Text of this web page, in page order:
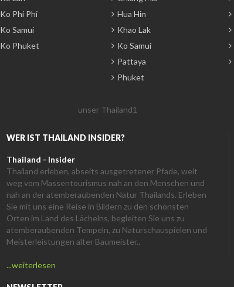
Ko Phi Phi
Ko Samui
Ko Phuket
Hua Hin
Khao Lak
Ko Samui
Pattaya
Phuket
WER IST THAILAND INSIDER?
Thailand - Insider
Thailand erleben, abseits ausgetretener Pfade, weit
weg vom Massentourismus nah an den Menschen und
nah an der atemberaubenden Natur Thailands. Erleben
Sie mit uns eine Reise in Bildern zu den schönsten
Orten im Land des Lächelns, begleiten Sie uns zu
atemberaubenden Tempeln, zu Naturschauspielen und
Meisterleistungen alter Baumeister..
...weiterlesen